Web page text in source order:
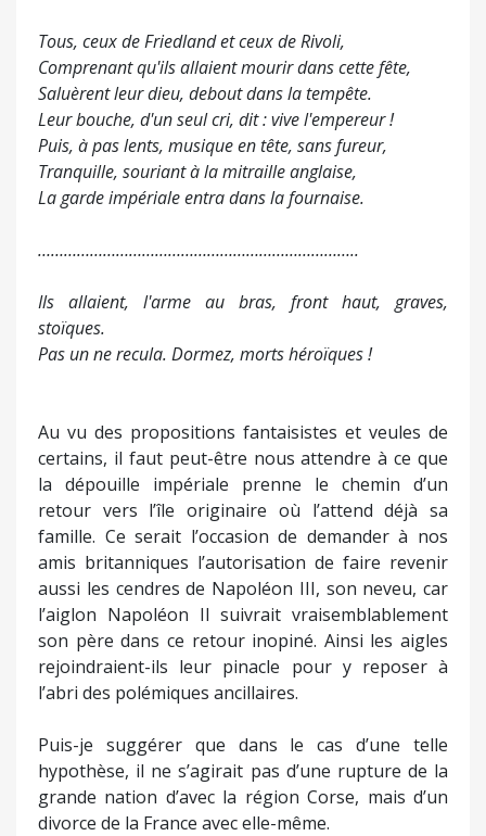
Tous, ceux de Friedland et ceux de Rivoli,
Comprenant qu'ils allaient mourir dans cette fête,
Saluèrent leur dieu, debout dans la tempête.
Leur bouche, d'un seul cri, dit : vive l'empereur !
Puis, à pas lents, musique en tête, sans fureur,
Tranquille, souriant à la mitraille anglaise,
La garde impériale entra dans la fournaise.
………………………………………………………………..
Ils allaient, l'arme au bras, front haut, graves,
stoïques.
Pas un ne recula. Dormez, morts héroïques !
Au vu des propositions fantaisistes et veules de
certains, il faut peut-être nous attendre à ce que
la dépouille impériale prenne le chemin d’un
retour vers l’île originaire où l’attend déjà sa
famille. Ce serait l’occasion de demander à nos
amis britanniques l’autorisation de faire revenir
aussi les cendres de Napoléon III, son neveu, car
l’aiglon Napoléon II suivrait vraisemblablement
son père dans ce retour inopiné. Ainsi les aigles
rejoindraient-ils leur pinacle pour y reposer à
l’abri des polémiques ancillaires.
Puis-je suggérer que dans le cas d’une telle
hypothèse, il ne s’agirait pas d’une rupture de la
grande nation d’avec la région Corse, mais d’un
divorce de la France avec elle-même.